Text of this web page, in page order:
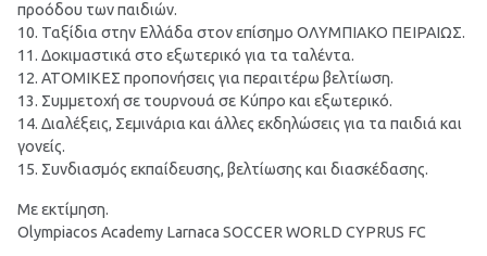
προόδου των παιδιών.
10. Ταξίδια στην Ελλάδα στον επίσημο ΟΛΥΜΠΙΑΚΟ ΠΕΙΡΑΙΩΣ.
11. Δοκιμαστικά στο εξωτερικό για τα ταλέντα.
12. ΑΤΟΜΙΚΕΣ προπονήσεις για περαιτέρω βελτίωση.
13. Συμμετοχή σε τουρνουά σε Κύπρο και εξωτερικό.
14. Διαλέξεις, Σεμινάρια και άλλες εκδηλώσεις για τα παιδιά και
γονείς.
15. Συνδιασμός εκπαίδευσης, βελτίωσης και διασκέδασης.
Με εκτίμηση.
Olympiacos Academy Larnaca SOCCER WORLD CYPRUS FC